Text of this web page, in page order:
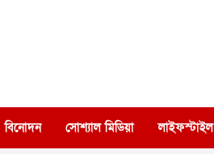
বিনোদন সোশ্যাল মিডিয়া লাইফস্টাইল